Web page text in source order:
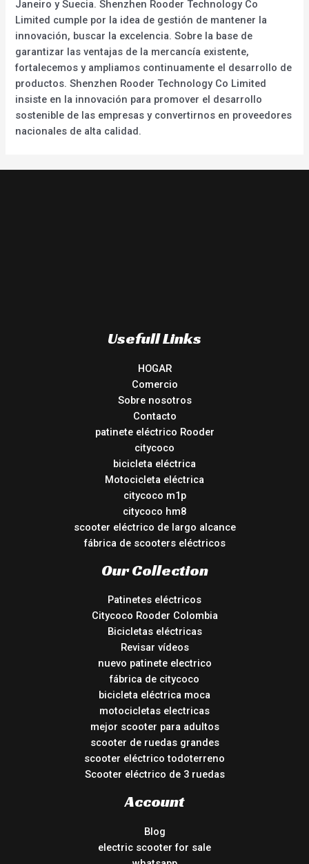
Janeiro y Suecia. Shenzhen Rooder Technology Co
Limited cumple por la idea de gestión de mantener la
innovación, buscar la excelencia. Sobre la base de
garantizar las ventajas de la mercancía existente,
fortalecemos y ampliamos continuamente el desarrollo de
productos. Shenzhen Rooder Technology Co Limited
insiste en la innovación para promover el desarrollo
sostenible de las empresas y convertirnos en proveedores
nacionales de alta calidad.
Usefull Links
HOGAR
Comercio
Sobre nosotros
Contacto
patinete eléctrico Rooder
citycoco
bicicleta eléctrica
Motocicleta eléctrica
citycoco m1p
citycoco hm8
scooter eléctrico de largo alcance
fábrica de scooters eléctricos
Our Collection
Patinetes eléctricos
Citycoco Rooder Colombia
Bicicletas eléctricas
Revisar vídeos
nuevo patinete electrico
fábrica de citycoco
bicicleta eléctrica moca
motocicletas electricas
mejor scooter para adultos
scooter de ruedas grandes
scooter eléctrico todoterreno
Scooter eléctrico de 3 ruedas
Account
Blog
electric scooter for sale